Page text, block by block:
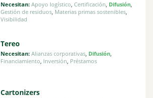
Necesitan: Apoyo logístico, Certificación, Difusión,
Gestión de residuos, Materias primas sostenibles,
Visibilidad
Tereo
Necesitan: Alianzas corporativas, Difusión,
Financiamiento Inversión Préstamos
Cartonizers